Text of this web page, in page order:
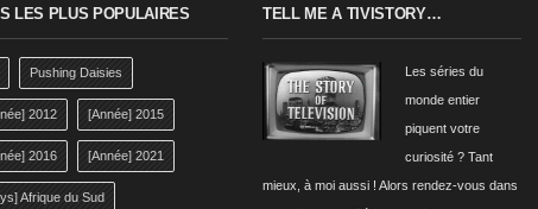
LES PLUS POPULAIRES
Pushing Daisies
2012 [Année] 2015
2016 [Année] 2021
Afrique du Sud
TELL ME A TIVISTORY…
Les séries du
monde entier
piquent votre
curiosité ? Tant
mieux, à moi aussi ! Alors rendez-vous dans